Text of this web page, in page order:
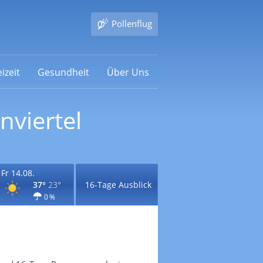
Pollenflug
Gesundheit Über Uns
Fr 14.08.
37° 23°
0 %
16-Tage Ausblick